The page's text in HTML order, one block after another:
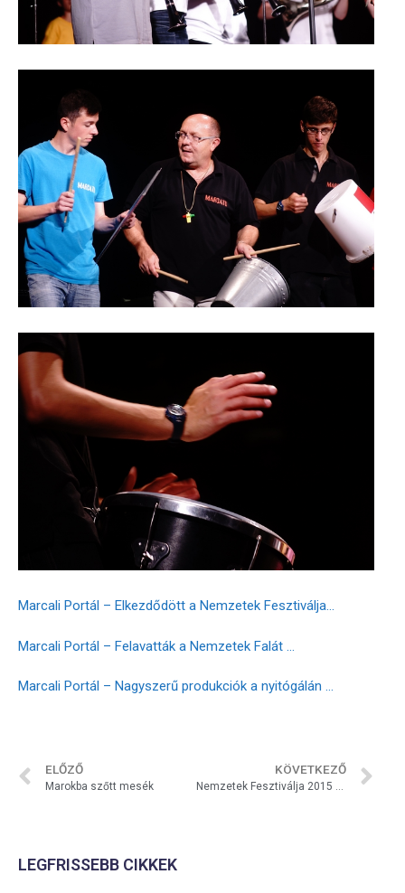
Marcali Portál – Elkezdődött a Nemzetek Fesztiválja…
Marcali Portál – Felavatták a Nemzetek Falát …
Marcali Portál – Nagyszerű produkciók a nyitógálán …
ELŐZŐ
Marokba szőtt mesék
KÖVETKEZŐ
Nemzetek Fesztiválja 2015 – Szombat
LEGFRISSEBB CIKKEK